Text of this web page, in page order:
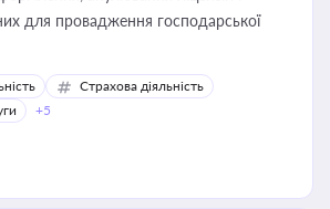
для провадження господарської
Страхова діяльність
+5